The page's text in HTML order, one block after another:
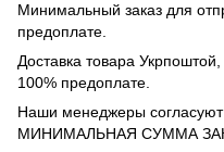
Минимальный заказ для
предоплате.
Доставка товара
100% предоплате.
Наши менеджеры согласуют
МИНИМАЛЬНАЯ СУММА